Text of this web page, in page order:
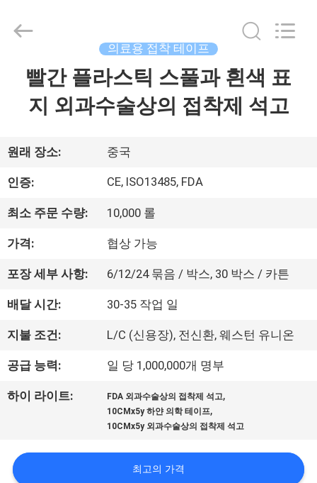
품
VR
우
리
에
대
하
공
2025
Suzhou
Reserved.
의료용 접착 테이프
빨간 플라스틱 스풀과 흰색 표
지 외과수술상의 접착제 석고
원래 장소: 중국
인증: CE, ISO13485, FDA
최소 주문 수량: 10,000 롤
가격: 협상 가능
포장 세부 사항: 6/12/24 묶음 / 박스, 30 박스 / 카튼
배달 시간: 30-35 작업 일
지불 조건: L/C (신용장), 전신환, 웨스턴 유니온
공급 능력: 일 당 1,000,000개 명부
하이 라이트: FDA 외과수술상의 접착제 석고,
10CMx5y 하얀 의학 테이프,
10CMx5y 외과수술상의 접착제 석고
최고의 가격